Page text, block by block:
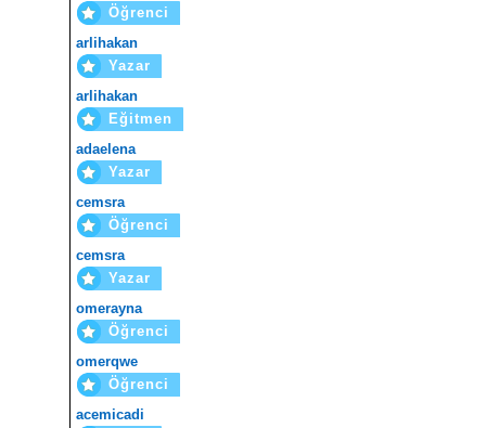
Öğrenci
arlihakan
Yazar
arlihakan
Eğitmen
adaelena
Yazar
cemsra
Öğrenci
cemsra
Yazar
omerayna
Öğrenci
omerqwe
Öğrenci
acemicadi